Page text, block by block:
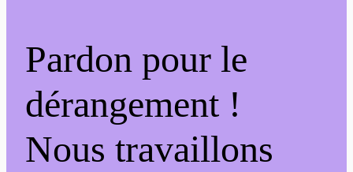
Pardon pour le
dérangement !
Nous travaillons